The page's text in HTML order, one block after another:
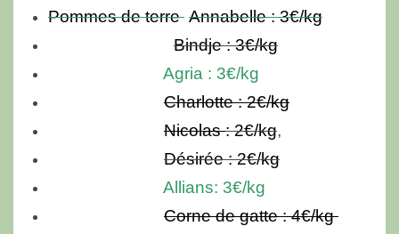
Pommes de terre Annabelle : 3€/kg
Bindje : 3€/kg
Agria : 3€/kg
Charlotte: 2€/kg
Nicolas: 2€/kg,
Désirée : 2€/kg
Allians: 3€/kg
Corne de gatte : 4€/kg